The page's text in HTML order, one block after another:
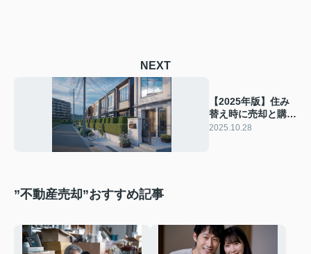
NEXT
【2025年版】住み
替え時に売却と購入
の流れはどうする？
2025.10.28
”不動産売却”おすすめ記事